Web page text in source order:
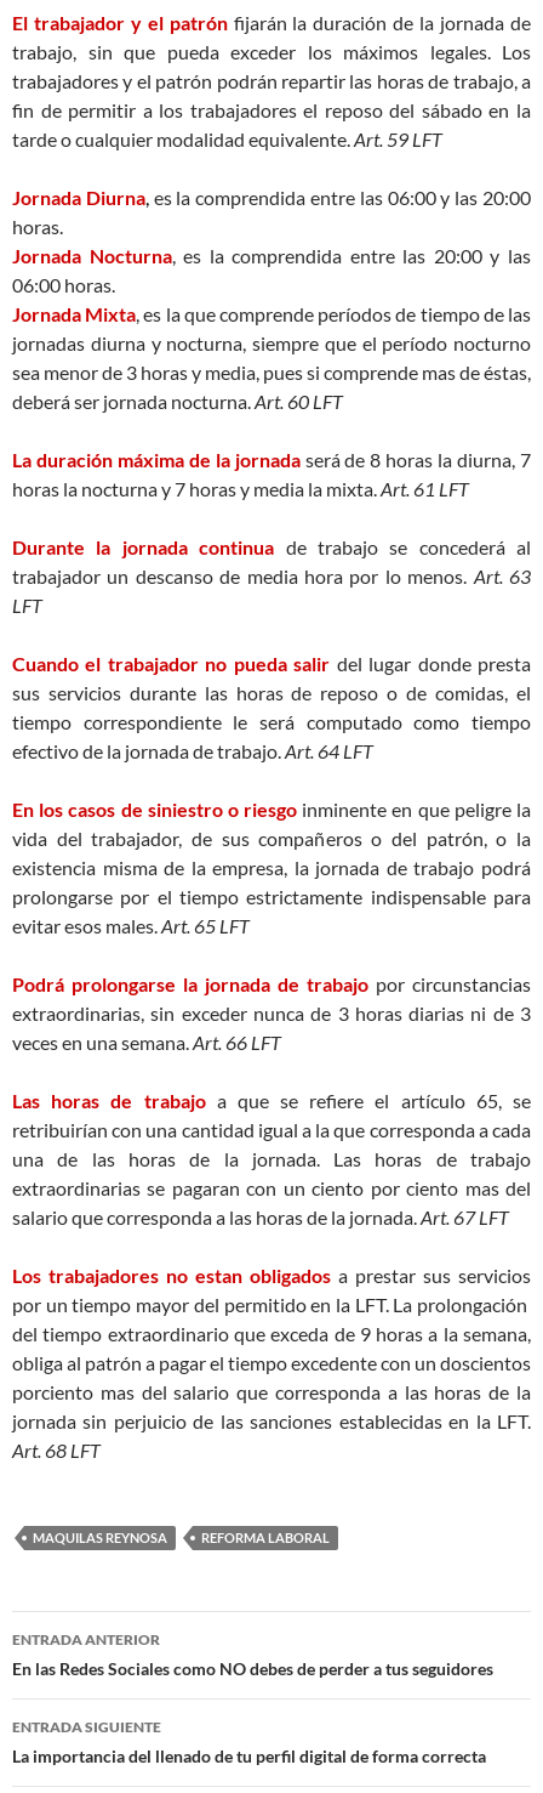
El trabajador y el patrón fijarán la duración de la jornada de
trabajo, sin que pueda exceder los máximos legales. Los
trabajadores y el patrón podrán repartir las horas de trabajo, a
fin de permitir a los trabajadores el reposo del sábado en la
tarde o cualquier modalidad equivalente.Art. 59 LFT
Jornada Diurna,es la comprendida entre las 06:00 y las 20:00
horas.
Jornada Nocturna, es la comprendida entre las 20:00 y las
06:00 horas.
Jornada Mixta, es la que comprende períodos de tiempo de las
jornadas diurna y nocturna, siempre que el período nocturno
sea menor de 3 horas y media, pues si comprende mas de éstas,
deberá ser jornada nocturna.Art. 60 LFT
La duración máxima de la jornadaserá de 8 horas la diurna, 7
horas la nocturna y 7 horas y media la mixta.Art. 61 LFT
Durante la jornada continua de trabajo se concederá al
trabajador un descanso de media hora por lo menos. Art. 63
LFT
Cuando el trabajador no pueda salir del lugar donde presta
sus servicios durante las horas de reposo o de comidas, el
tiempo correspondiente le será computado como tiempo
efectivo de la jornada de trabajo.Art. 64 LFT
En los casos de siniestro o riesgo inminente en que peligre la
vida del trabajador, de sus compañeros o del patrón, o la
existencia misma de la empresa, la jornada de trabajo podrá
prolongarse por el tiempo estrictamente indispensable para
evitar esos males.Art. 65 LFT
Podrá prolongarse la jornada de trabajo por circunstancias
extraordinarias, sin exceder nunca de 3 horas diarias ni de 3
veces en una semana.Art. 66 LFT
Las horas de trabajoa que se refiere el artículo 65, se
retribuirían con una cantidad igual a la que corresponda a cada
una de las horas de la jornada. Las horas de trabajo
extraordinarias se pagaran con un ciento por ciento mas del
salario que corresponda a las horas de la jornada.Art. 67 LFT
Los trabajadores no estan obligados a prestar sus servicios
por un tiempo mayor del permitido en la LFT. La prolongación
del tiempo extraordinario que exceda de 9 horas a la semana,
obliga al patrón a pagar el tiempo excedente con un doscientos
porciento mas del salario que corresponda a las horas de la
jornada sin perjuicio de las sanciones establecidas en la LFT.
Art. 68 LFT
MAQUILAS REYNOSA REFORMA LABORAL
Navegación
de
entradas
ENTRADA ANTERIOR
En las Redes Sociales como NO debes de perder a tus seguidores
ENTRADA SIGUIENTE
La importancia del llenado de tu perfil digital de forma correcta